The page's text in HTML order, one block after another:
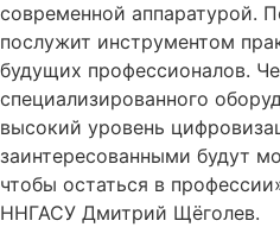
современной аппаратурой.
послужит инструментом
будущих профессионалов.
специализированного
высокий уровень
заинтересованными будут
чтобы остаться в
ННГАСУ Дмитрий Щёголев.